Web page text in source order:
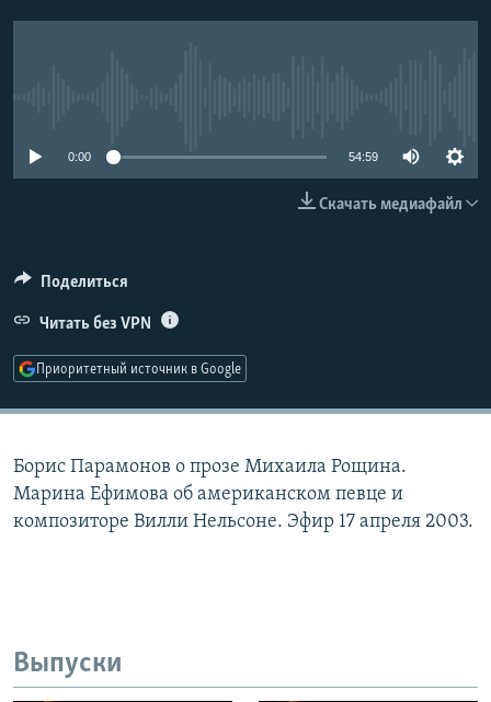
РАСПИСАНИЕ ВЕЩАНИЯ
0:00 54:59
Скачать медиафайл
Поделиться
Читать без VPN
Приоритетный источник в Google
Борис Парамонов о прозе Михаила Рощина.
Марина Ефимова об американском певце и
композиторе Вилли Нельсоне. Эфир 17 апреля 2003.
Выпуски